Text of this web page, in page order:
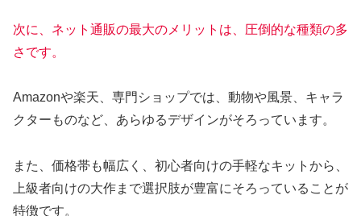
次に、ネット通販の最大のメリットは、圧倒的な種類の多
さです。
Amazonや楽天、専門ショップでは、動物や風景、キャラ
クターものなど、あらゆるデザインがそろっています。
また、価格帯も幅広く、初心者向けの手軽なキットから、
上級者向けの大作まで選択肢が豊富にそろっていることが
特徴です。